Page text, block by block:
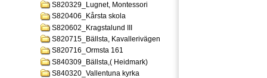
S820329_Lugnet, Montessori
S820406_Kårsta skola
S820602_Kragstalund III
S820715_Bällsta, Kavallerivägen
S820716_Ormsta 161
S840309_Bällsta,( Heidmark)
S840320_Vallentuna kyrka